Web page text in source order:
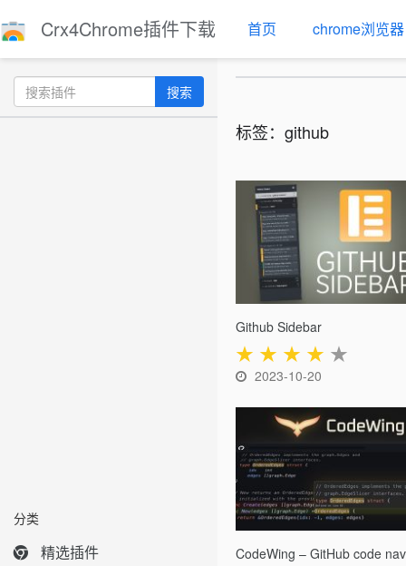
Crx4Chrome插件下载 首页 chrome浏览器
搜索
分类
精选插件
标签：github
Github Sidebar
★ ★ ★ ★ ★
2023-10-20